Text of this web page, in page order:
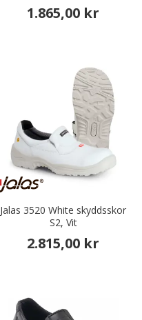
1.865,00 kr
Jalas 3520 White skyddsskor
S2, Vit
2.815,00 kr